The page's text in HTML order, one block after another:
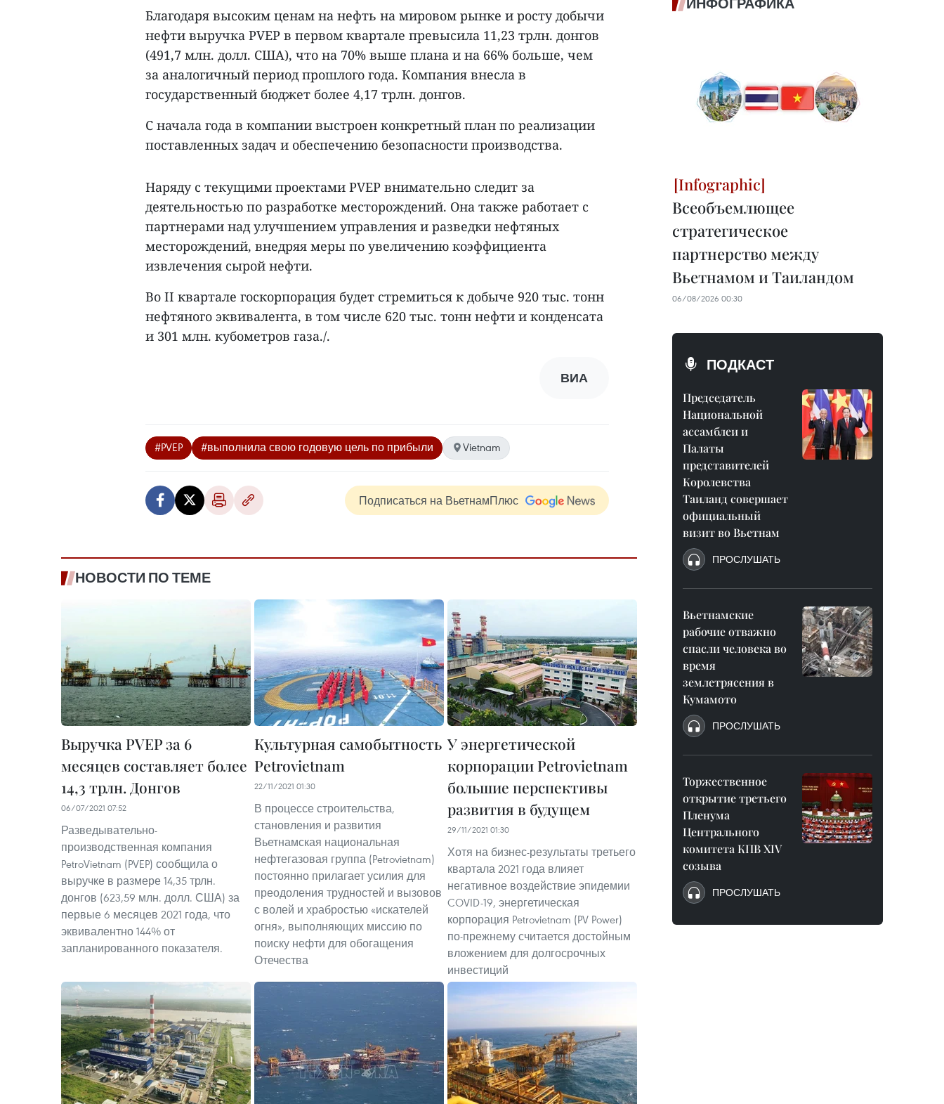
Благодаря высоким ценам на нефть на мировом рынке и росту добычи
нефти выручка PVEP в первом квартале превысила 11,23 трлн. донгов
(491,7 млн. долл. США), что на 70% выше плана и на 66% больше, чем
за аналогичный период прошлого года. Компания внесла в
государственный бюджет более 4,17 трлн. донгов.
С начала года в компании выстроен конкретный план по реализации
поставленных задач и обеспечению безопасности производства.
Наряду с текущими проектами PVEP внимательно следит за
деятельностью по разработке месторождений. Она также работает с
партнерами над улучшением управления и разведки нефтяных
месторождений, внедряя меры по увеличению коэффициента
извлечения сырой нефти.
Во II квартале госкорпорация будет стремиться к добыче 920 тыс. тонн
нефтяного эквивалента, в том числе 620 тыс. тонн нефти и конденсата
и 301 млн. кубометров газа./.
ВИА
#PVEP #выполнила свою годовую цель по прибыли Vietnam
Подписаться на ВьетнамПлюс
НОВОСТИ ПО ТЕМЕ
Выручка PVEP за 6
месяцев составляет более
14,3 трлн. Донгов
06/07/2021 07:52
Разведывательно-
производственная компания
PetroVietnam (PVEP) сообщила о
выручке в размере 14,35 трлн.
донгов (623,59 млн. долл. США) за
первые 6 месяцев 2021 года, что
эквивалентно 144% от
запланированного показателя.
Культурная самобытность
Petrovietnam
22/11/2021 01:30
В процессе строительства,
становления и развития
Вьетнамская национальная
нефтегазовая группа (Petrovietnam)
постоянно прилагает усилия для
преодоления трудностей и вызовов
с волей и храбростью «искателей
огня», выполняющих миссию по
поиску нефти для обогащения
Отечества
У энергетической
корпорации Petrovietnam
большие перспективы
развития в будущем
29/11/2021 01:30
Хотя на бизнес-результаты третьего
квартала 2021 года влияет
негативное воздействие эпидемии
COVID-19, энергетическая
корпорация Petrovietnam (PV Power)
по-прежнему считается достойным
вложением для долгосрочных
инвестиций
ИНФОГРАФИКА
Всеобъемлющее
стратегическое
партнерство между
Вьетнамом и Таиландом
06/08/2026 00:30
ПОДКАСТ
Председатель
Национальной
ассамблеи и
Палаты
представителей
Королевства
Таиланд совершает
официальный
визит во Вьетнам
ПРОСЛУШАТЬ
Вьетнамские
рабочие отважно
спасли человека во
время
землетрясения в
Кумамото
ПРОСЛУШАТЬ
Торжественное
открытие третьего
Пленума
Центрального
комитета КПВ XIV
созыва
ПРОСЛУШАТЬ